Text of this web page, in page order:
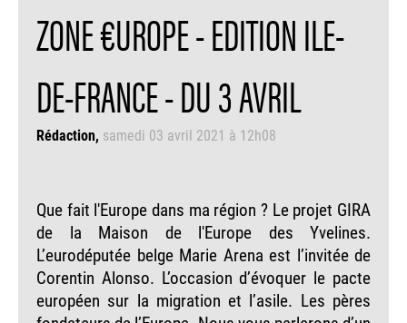
ZONE €UROPE - EDITION ILE-
DE-FRANCE - DU 3 AVRIL
Rédaction samedi 03 avril 2021 à 12h08
Que fait l'Europe dans ma région ? Le projet GIRA
de la Maison de l'Europe des Yvelines.
L’eurodéputée belge Marie Arena est l’invitée de
Corentin Alonso. L’occasion d’évoquer le pacte
européen sur la migration et l’asile. Les pères